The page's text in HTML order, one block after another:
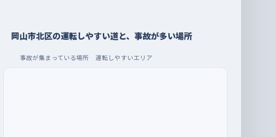
岡山市北区の運転しやすい道と、事故が多い場所
事故が集まっている場所 運転しやすいエリア